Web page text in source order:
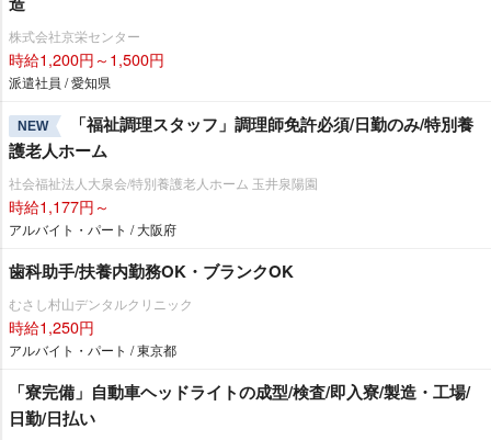
株式会社京栄センター
時給1,200円～1,500円
派遣社員 / 愛知県
NEW
「福祉調理スタッフ」調理師免許必須/日勤のみ/特別養
護老人ホーム
社会福祉法人大泉会/特別養護老人ホーム 玉井泉陽園
時給1,177円～
アルバイト・パート / 大阪府
歯科助手/扶養内勤務OK・ブランクOK
むさし村山デンタルクリニック
時給1,250円
アルバイト・パート / 東京都
「寮完備」自動車ヘッドライトの成型/検査/即入寮/製造・工場/
日勤/日払い